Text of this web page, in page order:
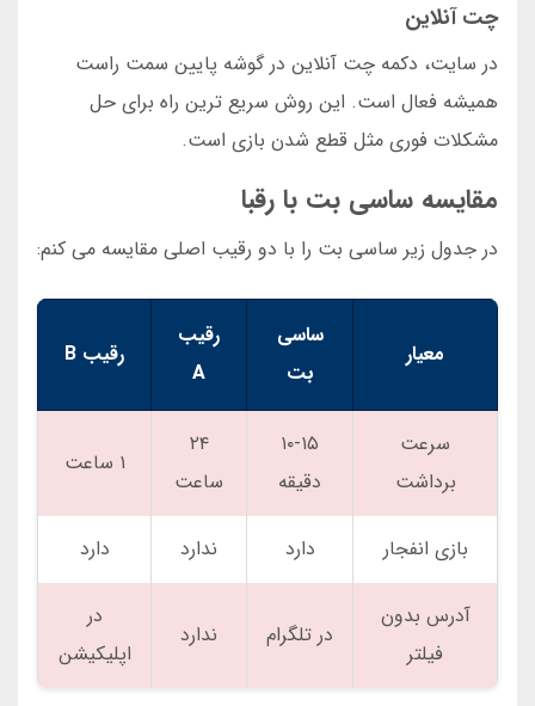
چت آنلاین
در سایت، دکمه چت آنلاین در گوشه پایین سمت راست
همیشه فعال است. این روش سریع ترین راه برای حل
مشکلات فوری مثل قطع شدن بازی است.
مقایسه ساسی بت با رقبا
در جدول زیر ساسی بت را با دو رقیب اصلی مقایسه می کنم:
معیار
ساسی
بت
رقیب
A
رقیب B
سرعت
برداشت
۱۰-۱۵
دقیقه
۲۴
ساعت
۱ ساعت
بازی انفجار دارد ندارد دارد
آدرس بدون
فیلتر
در تلگرام ندارد
در
اپلیکیشن